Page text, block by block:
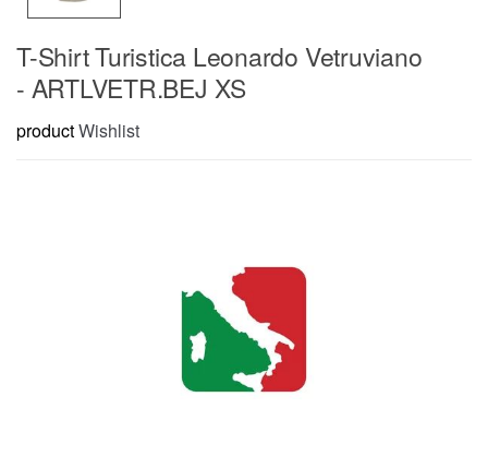
T-Shirt Turistica Leonardo Vetruviano
- ARTLVETR.BEJ XS
productWishlist